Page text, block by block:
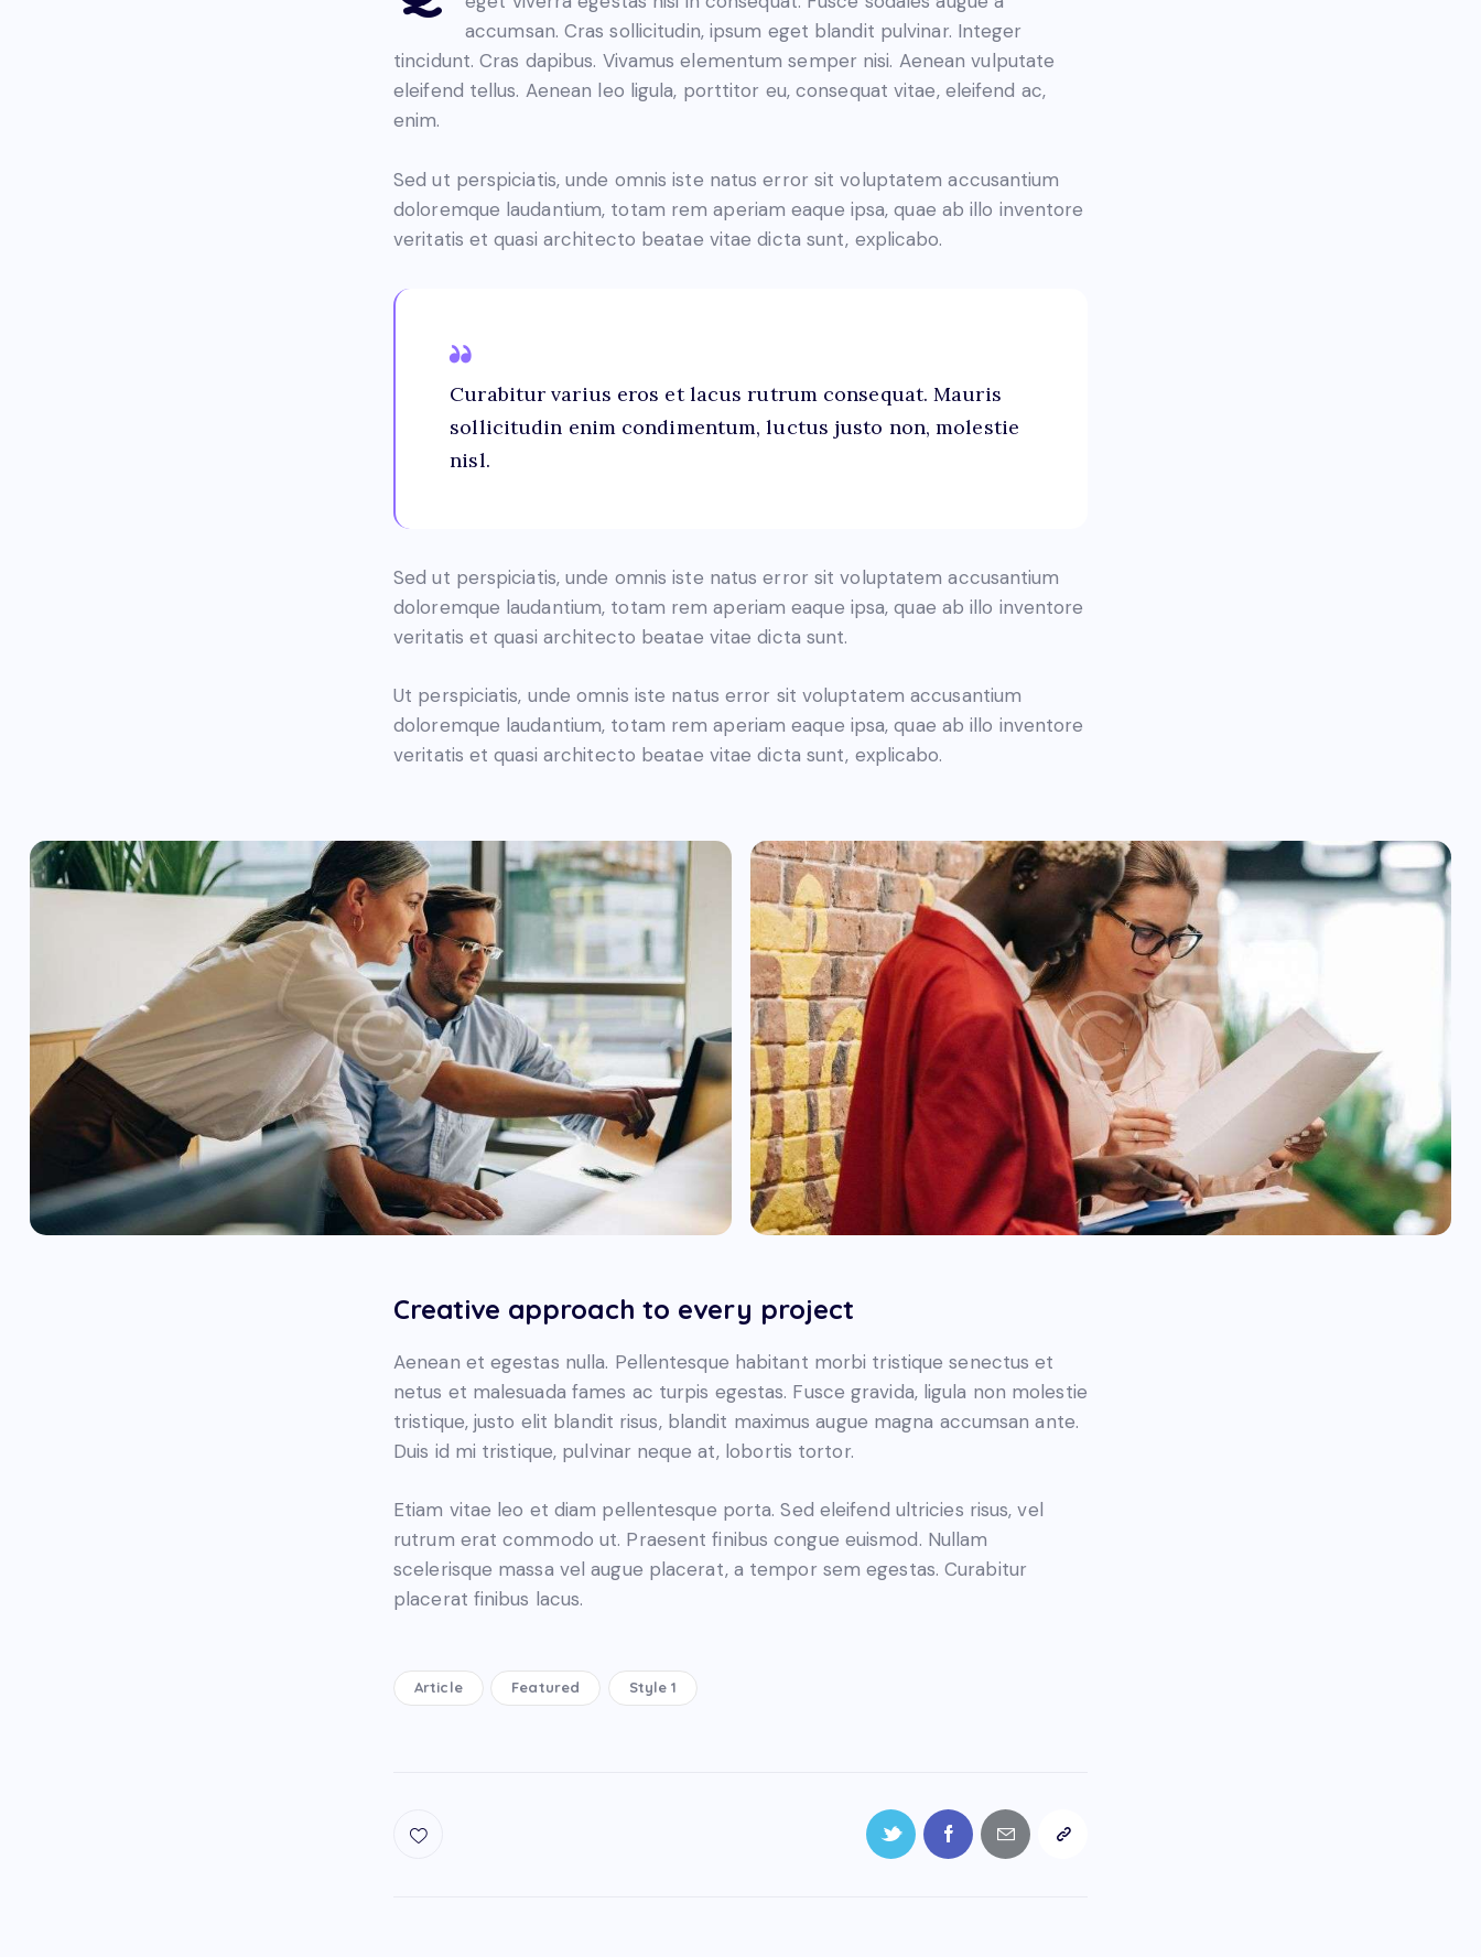
accumsan. Cras sollicitudin, ipsum eget blandit pulvinar. Integer
tincidunt. Cras dapibus. Vivamus elementum semper nisi. Aenean vulputate
eleifend tellus. Aenean leo ligula, porttitor eu, consequat vitae, eleifend ac,
enim.
Sed ut perspiciatis, unde omnis iste natus error sit voluptatem accusantium
doloremque laudantium, totam rem aperiam eaque ipsa, quae ab illo inventore
veritatis et quasi architecto beatae vitae dicta sunt, explicabo.
Curabitur varius eros et lacus rutrum consequat. Mauris
sollicitudin enim condimentum, luctus justo non, molestie
nisl.
Sed ut perspiciatis, unde omnis iste natus error sit voluptatem accusantium
doloremque laudantium, totam rem aperiam eaque ipsa, quae ab illo inventore
veritatis et quasi architecto beatae vitae dicta sunt.
Ut perspiciatis, unde omnis iste natus error sit voluptatem accusantium
doloremque laudantium, totam rem aperiam eaque ipsa, quae ab illo inventore
veritatis et quasi architecto beatae vitae dicta sunt, explicabo.
Creative approach to every project
Aenean et egestas nulla. Pellentesque habitant morbi tristique senectus et
netus et malesuada fames ac turpis egestas. Fusce gravida, ligula non molestie
tristique, justo elit blandit risus, blandit maximus augue magna accumsan ante.
Duis id mi tristique, pulvinar neque at, lobortis tortor.
Etiam vitae leo et diam pellentesque porta. Sed eleifend ultricies risus, vel
rutrum erat commodo ut. Praesent finibus congue euismod. Nullam
scelerisque massa vel augue placerat, a tempor sem egestas. Curabitur
placerat finibus lacus.
Article Featured Style 1